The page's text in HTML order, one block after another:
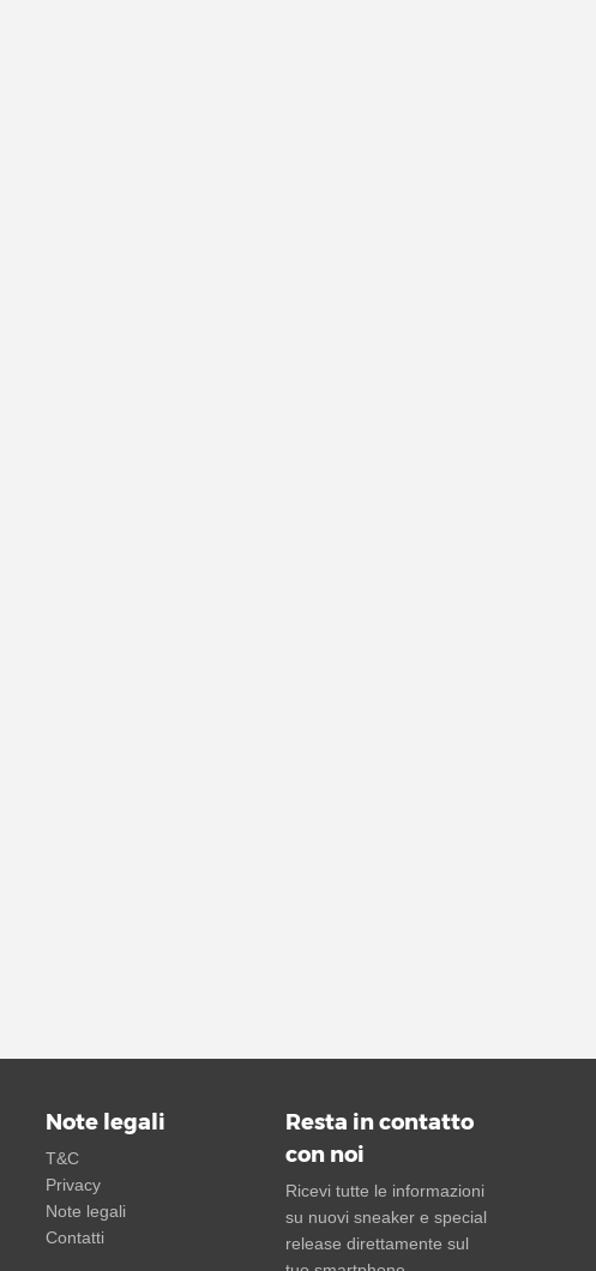
Note legali
T&C
Privacy
Note legali
Contatti
Resta in contatto
con noi
Ricevi tutte le informazioni
su nuovi sneaker e special
release direttamente sul